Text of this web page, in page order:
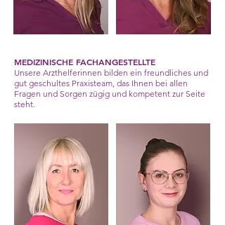
MEDIZINISCHE FACHANGESTELLTE
Unsere Arzthelferinnen bilden ein freundliches und
gut geschultes Praxisteam, das Ihnen bei allen
Fragen und Sorgen zügig und kompetent zur Seite
steht.